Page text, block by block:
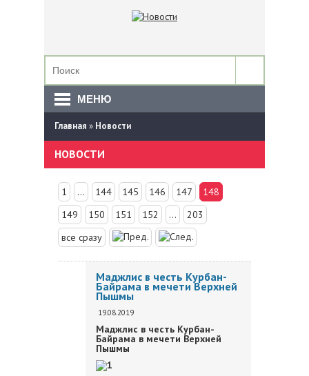
МЕНЮ
Главная » Новости
НОВОСТИ
1 ... 144 145 146 147
148
149
150 151 152 ...
203
все сразу
Маджлис в честь Курбан-
Байрама в мечети Верхней
Пышмы
19.08.2019
Маджлис в честь Курбан-
Байрама в мечети Верхней
Пышмы